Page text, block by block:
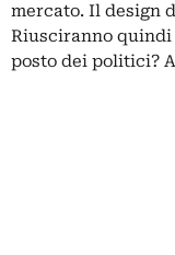
mercato. Il design
Riusciranno
posto dei politici?